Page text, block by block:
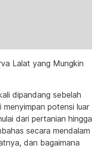
Lalat yang Mungkin
dipandang sebelah
potensi luar
dari pertanian hingga
secara mendalam
dan bagaimana